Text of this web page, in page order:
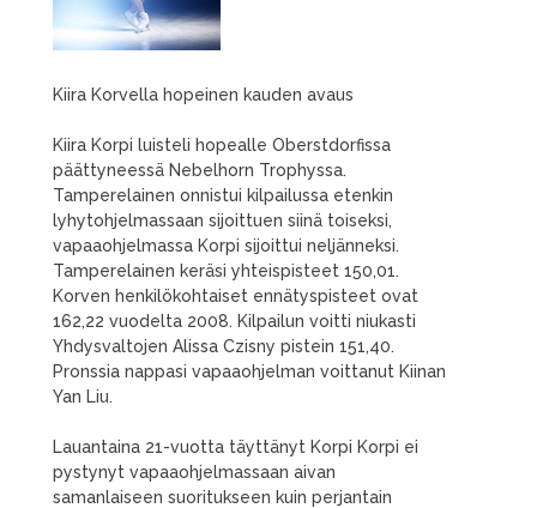
Kiira Korvella hopeinen kauden avaus
Kiira Korpi luisteli hopealle Oberstdorfissa
päättyneessä Nebelhorn Trophyssa.
Tamperelainen onnistui kilpailussa etenkin
lyhytohjelmassaan sijoittuen siinä toiseksi,
vapaaohjelmassa Korpi sijoittui neljänneksi.
Tamperelainen keräsi yhteispisteet 150,01.
Korven henkilökohtaiset ennätyspisteet ovat
162,22 vuodelta 2008. Kilpailun voitti niukasti
Yhdysvaltojen Alissa Czisny pistein 151,40.
Pronssia nappasi vapaaohjelman voittanut Kiinan
Yan Liu.
Lauantaina 21-vuotta täyttänyt Korpi Korpi ei
pystynyt vapaaohjelmassaan aivan
samanlaiseen suoritukseen kuin perjantain